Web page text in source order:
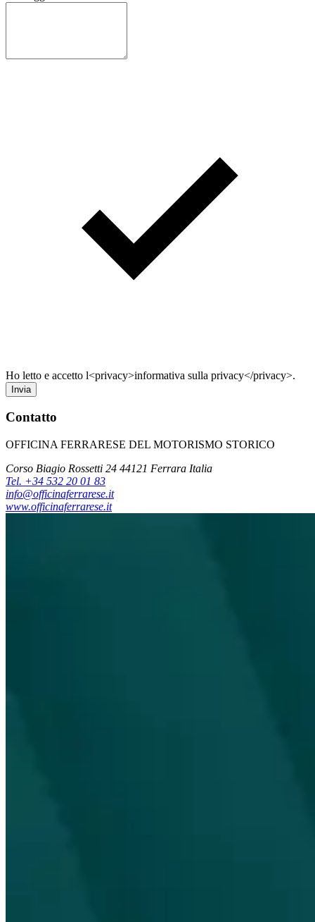
Ho letto e accetto l<privacy>informativa sulla privacy</privacy>.
Invia
Contatto
OFFICINA FERRARESE DEL MOTORISMO STORICO
Corso Biagio Rossetti 24 44121 Ferrara Italia
Tel. +34 532 20 01 83
info@officinaferrarese.it
www.officinaferrarese.it